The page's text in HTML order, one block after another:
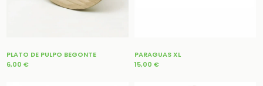
PLATO DE PULPO BEGONTE
6,00 €
PARAGUAS XL
15,00 €